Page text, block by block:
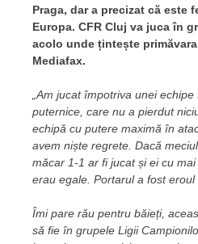
Praga, dar a precizat că este
Europa. CFR Cluj va juca în
acolo unde țintește
Mediafax.
„Am jucat împotriva unei
puternice, care nu a pierdut
echipă cu putere maximă în
avem niște regrete. Dacă
măcar 1-1 ar fi jucat și ei cu
erau egale. Portarul a fost eroul
Îmi pare rău pentru băieți,
să fie în grupele Ligii